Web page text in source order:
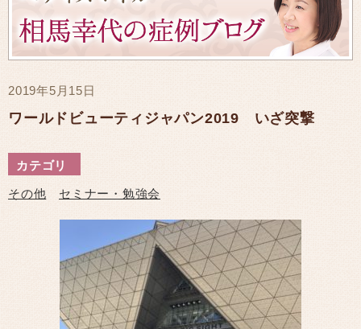
2019年5月15日
ワールドビューティジャパン2019 いざ突撃
カテゴリ
その他 セミナー・勉強会